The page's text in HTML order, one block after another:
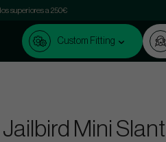
superiores a 250€
Custom Fitting
Mini Slant